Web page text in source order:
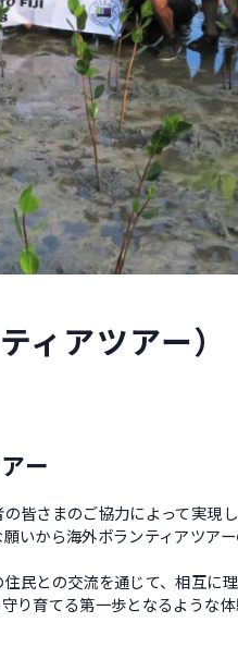
ィアツアー）
ー
皆さまのご協力によって実現
いから海外ボランティアツアー
民との交流を通じて、相互に
り育てる第一歩となるような